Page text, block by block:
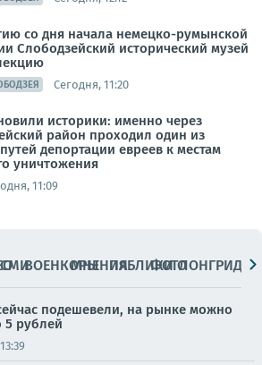
со дня начала немецко-румынской
Слободзейский исторический музей
Сегодня, 11:20
историки: именно через
район проходил один из
депортации евреев к местам
уничтожения
11:09
СМИВОЕНКОРЫМНЕНИЯПАБЛИКИ
ФОТОЛОНГРИДЫ
подешевели, на рынке можно
5 рублей
13:39